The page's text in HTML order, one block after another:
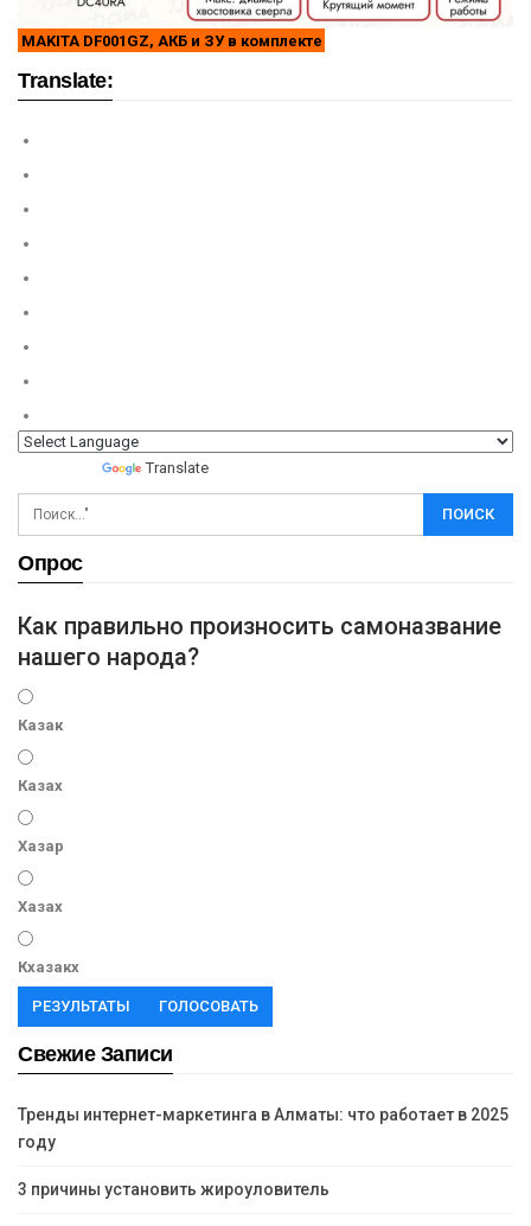
MAKITA DF001GZ, АКБ и ЗУ в комплекте
Translate:
Translate
Опрос
Как правильно произносить самоназвание
нашего народа?
Казак
Казах
Хазар
Хазах
Кхазакх
РЕЗУЛЬТАТЫ ГОЛОСОВАТЬ
Свежие Записи
Тренды интернет-маркетинга в Алматы: что работает в 2025
году
3 причины установить жироуловитель